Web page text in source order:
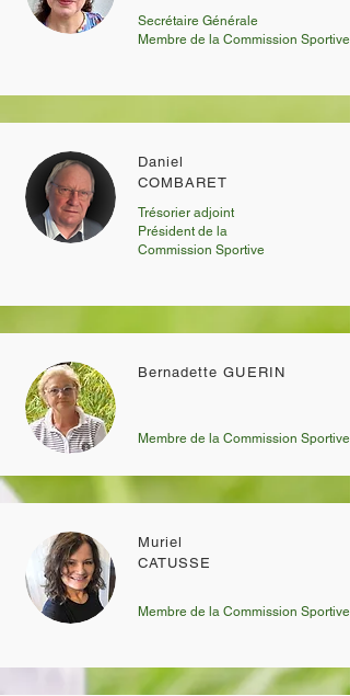
Secrétaire Générale
Membre de la Commission Sportive
Daniel
COMBARET
Trésorier adjoint
Président de la
Commission Sportive
Bernadette GUERIN
Membre de la Commission Sportive
Muriel
CATUSSE
Membre de la Commission Sportive